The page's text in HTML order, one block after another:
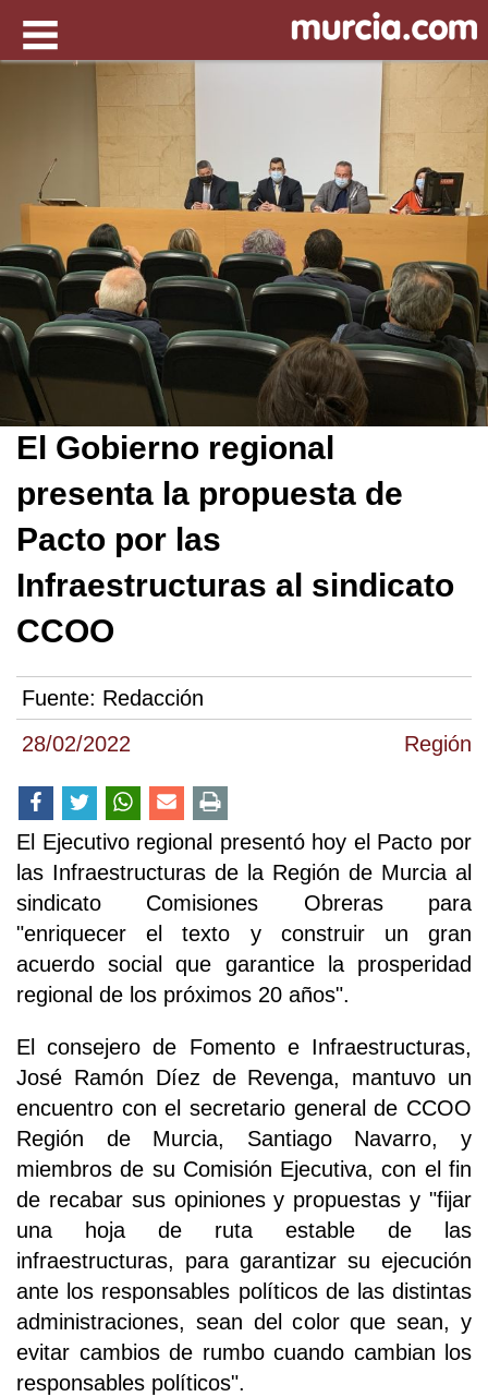
28/02/2022 Región
El Gobierno regional
presenta la propuesta de
Pacto por las
Infraestructuras al sindicato
CCOO
Fuente: Redacción
El Ejecutivo regional presentó hoy el Pacto por
las Infraestructuras de la Región de Murcia al
sindicato Comisiones Obreras para
"enriquecer el texto y construir un gran
acuerdo social que garantice la prosperidad
regional de los próximos 20 años".
El consejero de Fomento e Infraestructuras,
José Ramón Díez de Revenga, mantuvo un
encuentro con el secretario general de CCOO
Región de Murcia, Santiago Navarro, y
miembros de su Comisión Ejecutiva, con el fin
de recabar sus opiniones y propuestas y "fijar
una hoja de ruta estable de las
infraestructuras, para garantizar su ejecución
ante los responsables políticos de las distintas
administraciones, sean del color que sean, y
evitar cambios de rumbo cuando cambian los
responsables políticos".